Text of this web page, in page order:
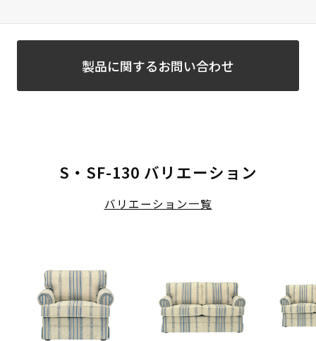
製品に関するお問い合わせ
S・SF-130 バリエーション
バリエーション一覧